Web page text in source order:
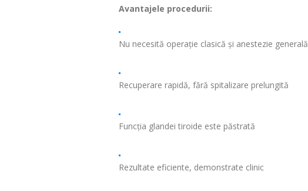
Avantajele procedurii:
Nu necesită operație clasică și anestezie generală
Recuperare rapidă, fără spitalizare prelungită
Funcția glandei tiroide este păstrată
Rezultate eficiente, demonstrate clinic